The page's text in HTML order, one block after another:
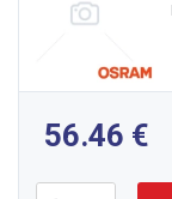
56.46